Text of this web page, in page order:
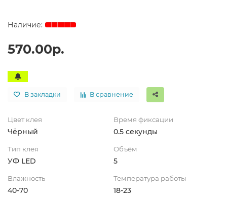
570.00р.
В закладки В сравнение
Цвет клея
Чёрный
Время фиксации
0.5 секунды
Тип клея
УФ LED
Объём
5
Влажность
40-70
Температура работы
18-23